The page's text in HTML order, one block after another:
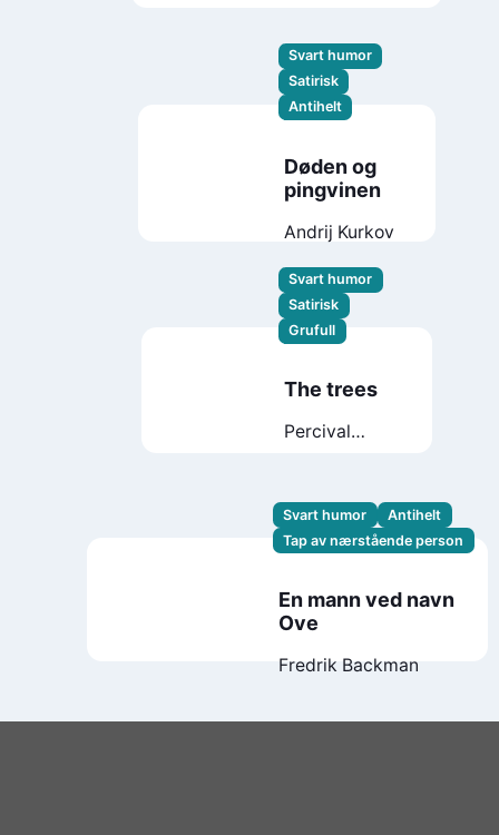
Svart humor
Satirisk
Antihelt
Døden og
pingvinen
Andrij Kurkov
Svart humor
Satirisk
Grufull
The trees
Percival
Svart humor
Antihelt
Tap av nærstående person
En mann ved navn
Ove
Fredrik Backman